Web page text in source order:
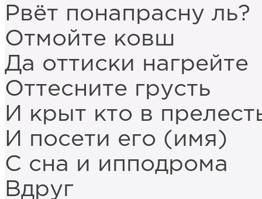
Рвёт понапрасну ль?
Отмойте ковш
Да оттиски нагрейте
Оттесните грусть
И крыт кто в
И посети его (имя)
С сна и ипподрома
Вдруг